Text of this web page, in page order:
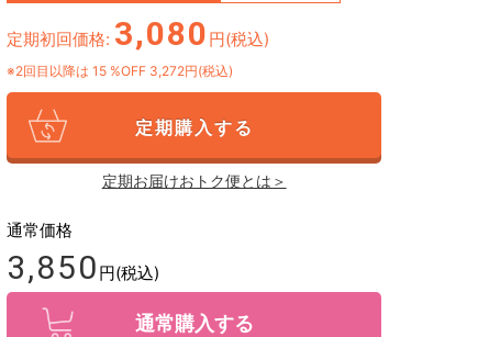
定期初回価格: 3,080 円(税込)
※2回目以降は 15 %OFF 3,272円(税込)
定期購入する
定期お届けおトク便とは＞
通常価格
3,850 円(税込)
通常購入する